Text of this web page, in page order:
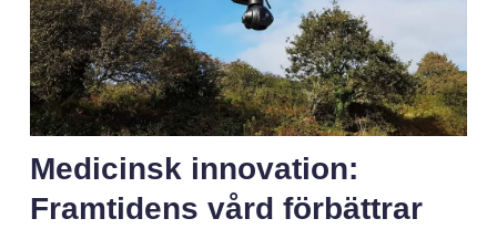
Medicinsk innovation:
Framtidens vård förbättrar